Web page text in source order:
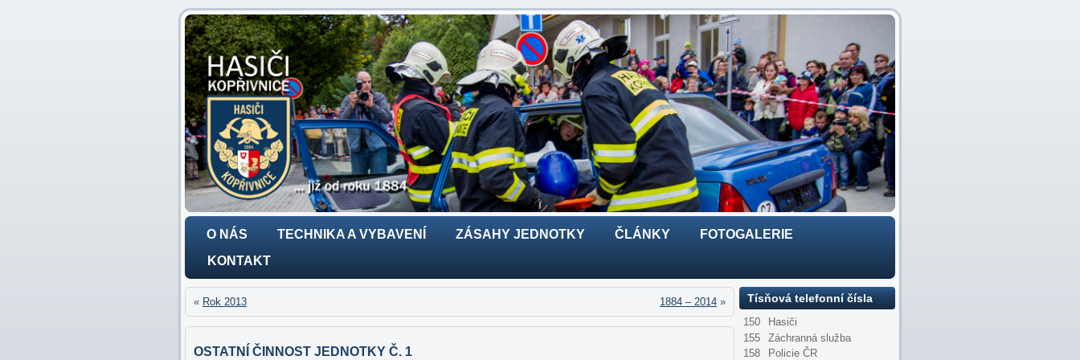
O NÁS TECHNIKA A VYBAVENÍ ZÁSAHY JEDNOTKY ČLÁNKY
FOTOGALERIE
KONTAKT
« Rok 2013 1884 – 2014 »
OSTATNÍ ČINNOST JEDNOTKY Č. 1
Tísňová telefonní čísla
150
Hasiči
155
Záchranná služba
158
Policie ČR